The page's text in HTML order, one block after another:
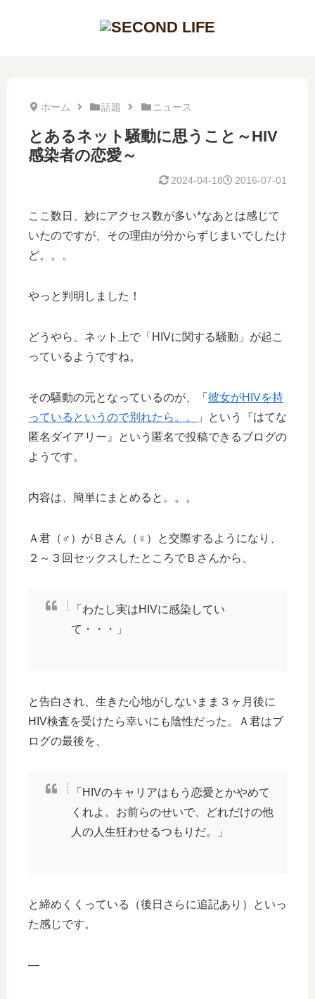
ホーム 話題 ニュース
とあるネット騒動に思うこと～HIV
感染者の恋愛～
2016-07-01
2024-04-18
ここ数日、妙にアクセス数が多い*なあとは感じて
いたのですが、その理由が分からずじまいでしたけ
ど。。。
やっと判明しました！
どうやら、ネット上で「HIVに関する騒動」が起こ
っているようですね。
その騒動の元となっているのが、「 彼女がHIVを持
っているというので別れたら。。
」という『はてな
匿名ダイアリー』という匿名で投稿できるブログの
ようです。
内容は、簡単にまとめると。。。
Ａ君（♂）がＢさん（♀）と交際するようになり、
２～３回セックスしたところでＢさんから、
「わたし実はHIVに感染してい
て・・・」
と告白され、生きた心地がしないまま３ヶ月後に
HIV検査を受けたら幸いにも陰性だった。Ａ君はブ
ログの最後を、
「HIVのキャリアはもう恋愛とかやめて
くれよ。お前らのせいで、どれだけの他
人の人生狂わせるつもりだ。」
と締めくくっている（後日さらに追記あり）といっ
た感じです。
—